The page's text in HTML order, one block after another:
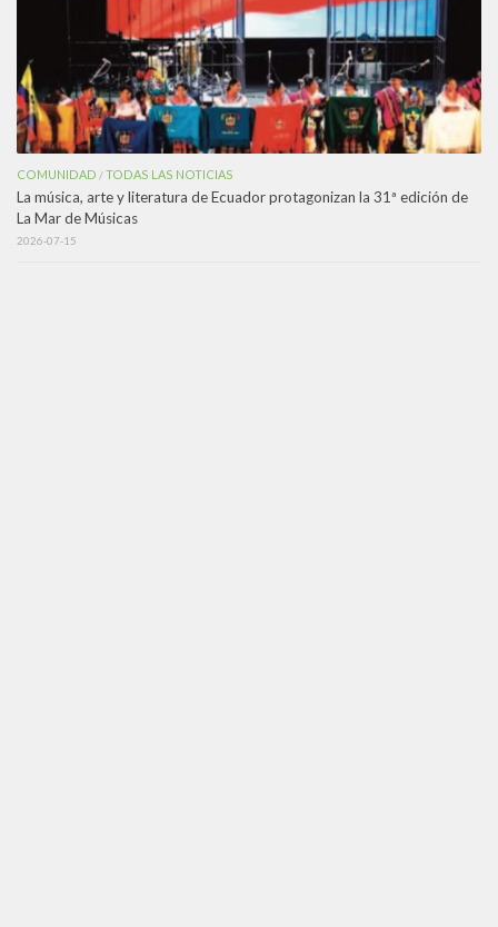
COMUNIDAD /TODAS LAS NOTICIAS
La música, arte y literatura de Ecuador protagonizan la 31ª edición de
La Mar de Músicas
2026-07-15